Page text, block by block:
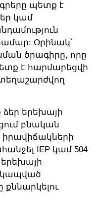
պետք է
կամ
Օրինակ՝
ծրագիրը, որը
է հարմարեցվի
երեխայի
բնական
IEP կամ 504
երեխայի
կապված
քննարկելու